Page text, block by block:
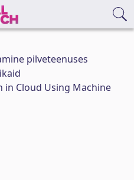
pilveteenuses
in Cloud Using Machine